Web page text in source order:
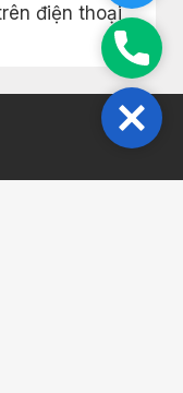
điện thoại
Close